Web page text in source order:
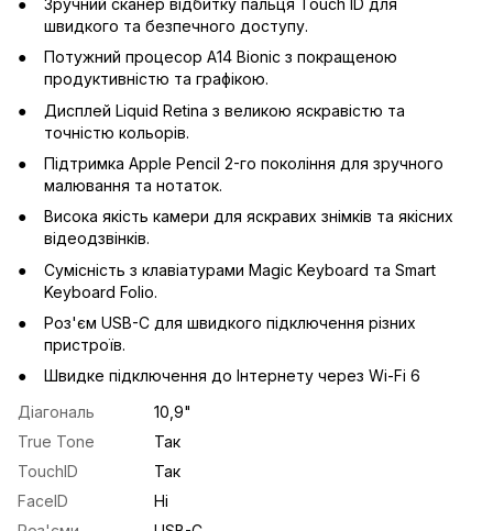
швидкого та безпечного доступу.
Потужний процесор A14 Bionic з покращеною
продуктивністю та графікою.
Дисплей Liquid Retina з великою яскравістю та
точністю кольорів.
Підтримка Apple Pencil 2-го покоління для зручного
малювання та нотаток.
Висока якість камери для яскравих знімків та якісних
відеодзвінків.
Сумісність з клавіатурами Magic Keyboard та Smart
Keyboard Folio.
Роз'єм USB-C для швидкого підключення різних
пристроїв.
Швидке підключення до Інтернету через Wi-Fi 6
Діагональ
10,9"
True Tone
Так
TouchID
Так
FaceID
Ні